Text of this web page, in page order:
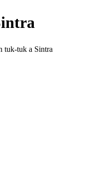
tuk-tuk a Sintra